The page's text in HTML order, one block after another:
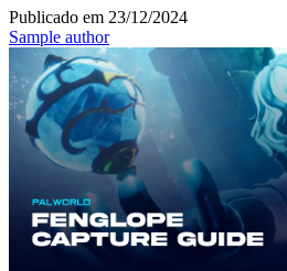
Publicado em 23/12/2024
Sample author